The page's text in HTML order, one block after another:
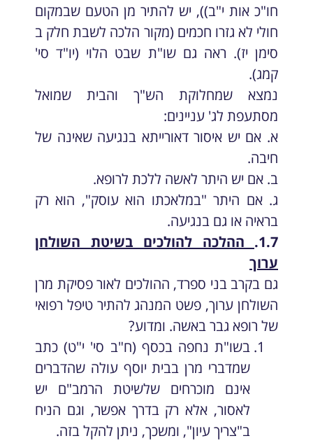
חו"כ אות י"ב)), יש להתיר מן הטעם שבמקום
חולי לא גזרו חכמים (מקור הלכה לשבת חלק ב
סימן יז). ראה גם שו"ת שבט הלוי (יו"ד סי'
קמג).
נמצא שמחלוקת הש"ך והבית שמואל
מסתעפת לג' עניינים:
א. אם יש איסור דאורייתא בנגיעה שאינה של
חיבה.
ב. אם יש היתר לאשה ללכת לרופא.
ג. אם היתר "במלאכתו הוא עוסק", הוא רק
בראיה או גם בנגיעה.
1.7.
ההלכה להולכים בשיטת השולחן
ערוך
גם בקרב בני ספרד, ההולכים לאור פסיקת מרן
השולחן ערוך, פשט המנהג להתיר טיפל רפואי
של רופא גבר באשה. ומדוע?
בשו"ת נחפה בכסף (ח"ב סי' י"ט) כתב
שמדברי מרן בבית יוסף עולה שהדברים
אינם מוכרחים שלשיטת הרמב"ם יש
לאסור, אלא רק בדרך אפשר, וגם הניח
ב"צריך עיון", ומשכך, ניתן להקל בזה.